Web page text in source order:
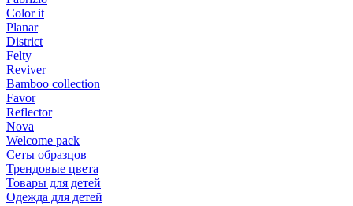
Color it
Planar
District
Felty
Reviver
Bamboo collection
Favor
Reflector
Nova
Welcome pack
Сеты образцов
Трендовые цвета
Товары для детей
Одежда для детей